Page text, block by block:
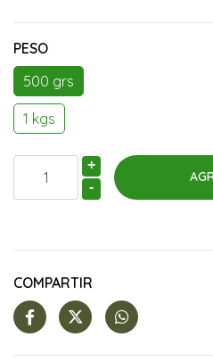
PESO
500 grs
1 kgs
+
-
COMPARTIR